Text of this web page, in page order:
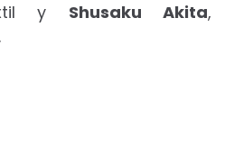
y Shusaku Akita,